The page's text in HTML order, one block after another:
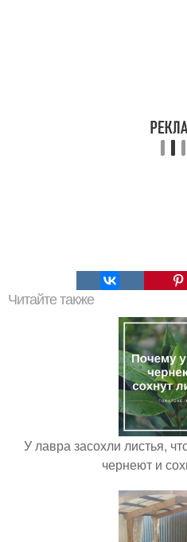
Читайте также
У лавра засохли листья,
чернеют и